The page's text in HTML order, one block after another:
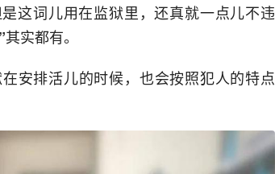
这词儿用在监狱里，还真就一点儿不违
其实都有。
在安排活儿的时候，也会按照犯人的特点